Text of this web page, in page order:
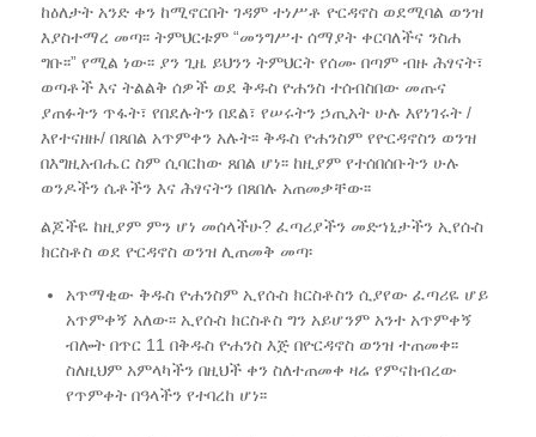
ከዕለታት አንድ ቀን ከሚኖርበት ገዳም ተነሥቶ ዮርዳኖስ ወደሚባል ወንዝ
እያስተማረ መጣ፡፡ ትምህርቱም “መንግሥተ ሰማያት ቀርባለችና ንስሐ
ግቡ፡፡” የሚል ነው፡፡ ያን ጊዜ ይህንን ትምህርት የሰሙ በጣም ብዙ ሕፃናት፣
ወጣቶች እና ትልልቅ ሰዎች ወደ ቅዱስ ዮሐንስ ተሰብስበው መጡና
ያጠፉትን ጥፋት፣ የበደሉትን በደል፣ የሠሩትን ኃጢአት ሁሉ እየነገሩት /
እየተናዘዙ/ በጸበል አጥምቀን አሉት፡፡ ቅዱስ ዮሐንስም የዮርዳኖስን ወንዝ
በእግዚአብሔር ስም ሲባርከው ጸበል ሆነ፡፡ ከዚያም የተሰበሰቡትን ሁሉ
ወንዶችን ሴቶችን እና ሕፃናትን በጸበሉ አጠመቃቸው፡፡
ልጆችዬ ከዚያም ምን ሆነ መሰላችሁ? ፈጣሪያችን መድኀኒታችን ኢየሱስ
ክርስቶስ ወደ ዮርዳኖስ ወንዝ ሊጠመቅ መጣ፡
አጥማቂው ቅዱስ ዮሐንስም ኢየሱስ ክርስቶስን ሲያየው ፈጣሪዬ ሆይ
አጥምቀኝ አለው፡፡ ኢየሱስ ክርስቶስ ግን አይሆንም አንተ አጥምቀኝ
ብሎት በጥር 11 በቅዱስ ዮሐንስ እጅ በዮርዳኖስ ወንዝ ተጠመቀ፡፡
ስለዚህም አምላካችን በዚህች ቀን ስለተጠመቀ ዛሬ የምናከብረው
የጥምቀት በዓላችን የተባረከ ሆነ፡፡